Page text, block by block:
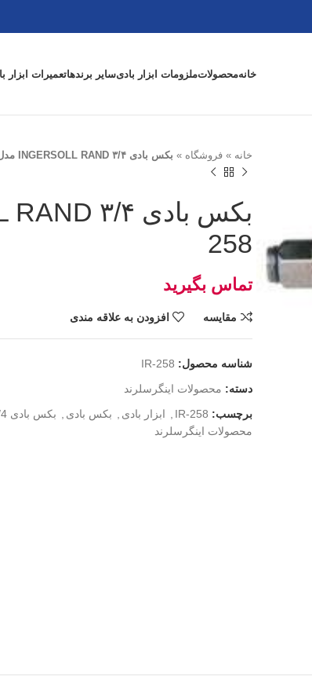
خانهمحصولاتملزومات ابزار بادیسایر برندهاتعمیرات ابزار
خانه » فروشگاه » بکس بادی ۳/۴ INGERSOLL RAND مدل IR-258
258
مقايسه افزودن به علاقه مندی
شناسه محصول: IR-258
دسته: محصولات اینگرسلرند
برچسب: IR-258 ابزار بادی بکس بادی بکس بادی 3/4 اینگرسولرند
محصولات اینگرسلرند